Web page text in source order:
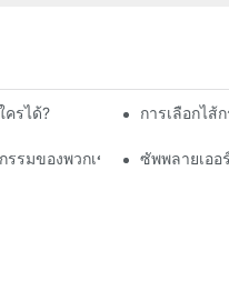
ครได้? การเลือกไ
รมของพวกเขา ซัพพลายเอ